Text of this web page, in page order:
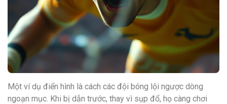
Một ví dụ điển hình là cách các đội bóng lội ngược dòng
ngoạn mục. Khi bị dẫn trước, thay vì sụp đổ, họ càng chơi